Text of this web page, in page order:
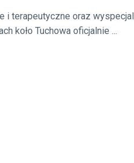
i terapeutyczne oraz
koło Tuchowa oficjalnie ...